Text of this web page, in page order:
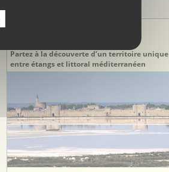
Partez à la découverte d’un territoire unique
entre étangs et littoral méditerranéen